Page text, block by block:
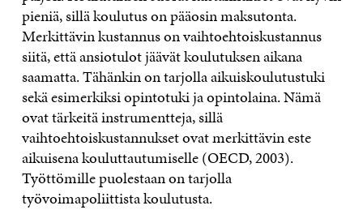
pieniä, sillä koulutus on pääosin maksutonta.
Merkittävin kustannus on vaihtoehtoiskustannus
siitä, että ansiotulot jäävät koulutuksen aikana
saamatta. Tähänkin on tarjolla aikuiskoulutustuki
sekä esimerkiksi opintotuki ja opintolaina. Nämä
ovat tärkeitä instrumentteja, sillä
vaihtoehtoiskustannukset ovat merkittävin este
aikuisena kouluttautumiselle (OECD, 2003).
Työttömille puolestaan on tarjolla
työvoimapoliittista koulutusta.